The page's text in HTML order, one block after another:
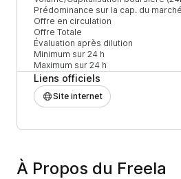
Prédominance sur la cap. du marché
Offre en circulation
Offre Totale
Évaluation après dilution
Minimum sur 24 h
Maximum sur 24 h
Liens officiels
Site internet
À Propos du Freela